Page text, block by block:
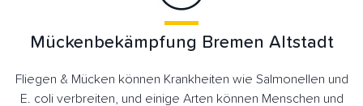
Mückenbekämpfung Bremen Altstadt
Fliegen & Mücken können Krankheiten wie Salmonellen und
E. coli verbreiten, und einige Arten können Menschen und